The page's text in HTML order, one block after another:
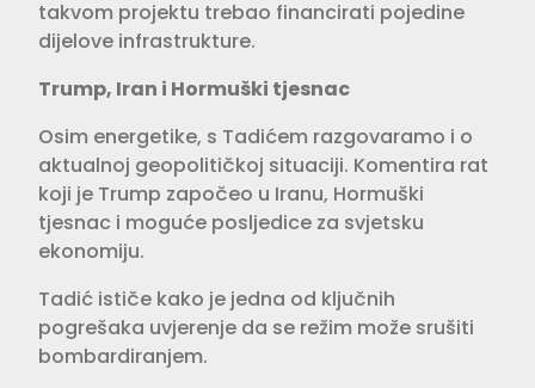
takvom projektu trebao financirati pojedine
dijelove infrastrukture.
Trump, Iran i Hormuški tjesnac
Osim energetike, s Tadićem razgovaramo i o
aktualnoj geopolitičkoj situaciji. Komentira rat
koji je Trump započeo u Iranu, Hormuški
tjesnac i moguće posljedice za svjetsku
ekonomiju.
Tadić ističe kako je jedna od ključnih
pogrešaka uvjerenje da se režim može srušiti
bombardiranjem.